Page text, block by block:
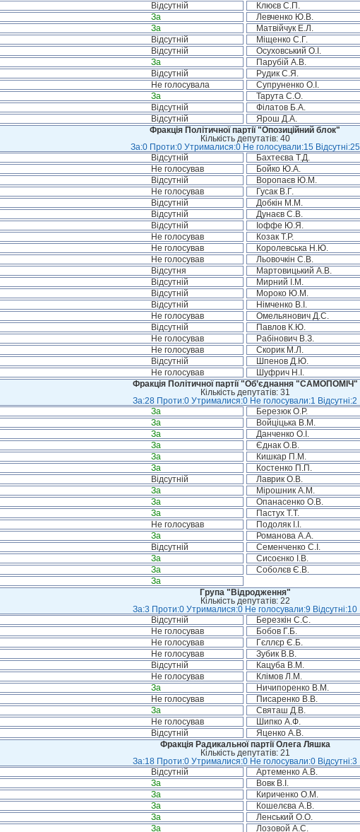
Відсутній Клюєв С.П.
За Левченко Ю.В.
За Матвійчук Е.Л.
Відсутній Міщенко С.Г.
Відсутній Осуховський О.І.
За Парубій А.В.
Відсутній Рудик С.Я.
Не голосувала Супруненко О.І.
За Тарута С.О.
Відсутній Філатов Б.А.
Відсутній Ярош Д.А.
Фракція Політичної партії "Опозиційний блок"
Кількість депутатів: 40
За:0 Проти:0 Утрималися:0 Не голосували:15 Відсутні:25
Відсутній Бахтеєва Т.Д.
Не голосував Бойко Ю.А.
Відсутній Воропаєв Ю.М.
Не голосував Гусак В.Г.
Відсутній Добкін М.М.
Відсутній Дунаєв С.В.
Відсутній Іоффе Ю.Я.
Не голосував Козак Т.Р.
Не голосував Королевська Н.Ю.
Не голосував Льовочкін С.В.
Відсутня Мартовицький А.В.
Відсутній Мирний І.М.
Відсутній Мороко Ю.М.
Відсутній Німченко В.І.
Не голосував Омельянович Д.С.
Відсутній Павлов К.Ю.
Не голосував Рабінович В.З.
Не голосував Скорик М.Л.
Відсутній Шпенов Д.Ю.
Не голосував Шуфрич Н.І.
Фракція Політичної партії "Об’єднання "САМОПОМІЧ"
Кількість депутатів: 31
За:28 Проти:0 Утрималися:0 Не голосували:1 Відсутні:2
За Березюк О.Р.
За Войціцька В.М.
За Данченко О.І.
За Єднак О.В.
За Кишкар П.М.
За Костенко П.П.
Відсутній Лаврик О.В.
За Мірошник А.М.
За Опанасенко О.В.
За Пастух Т.Т.
Не голосував Подоляк І.І.
За Романова А.А.
Відсутній Семенченко С.І.
За Сисоєнко І.В.
За Соболєв Є.В.
За
Група "Відродження"
Кількість депутатів: 22
За:3 Проти:0 Утрималися:0 Не голосували:9 Відсутні:10
Відсутній Березкін С.С.
Не голосував Бобов Г.Б.
Не голосував Гєллєр Є.Б.
Не голосував Зубик В.В.
Відсутній Кацуба В.М.
Не голосував Клімов Л.М.
За Ничипоренко В.М.
Не голосував Писаренко В.В.
За Святаш Д.В.
Не голосував Шипко А.Ф.
Відсутній Яценко А.В.
Фракція Радикальної партії Олега Ляшка
Кількість депутатів: 21
За:18 Проти:0 Утрималися:0 Не голосували:0 Відсутні:3
Відсутній Артеменко А.В.
За Вовк В.І.
За Кириченко О.М.
За Кошелєва А.В.
За Ленський О.О.
За Лозовой А.С.